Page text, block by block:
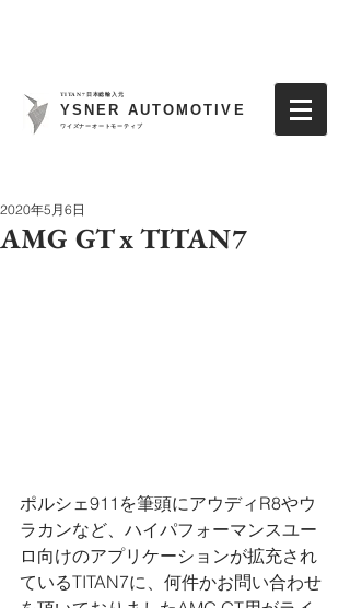
TITAN7日本総輸入元
YSNER AUTOMOTIVE
​ワイズナーオートモーティブ
AMG GT x TITAN7
2020年5月6日
ポルシェ911を筆頭にアウディR8やウ
ラカンなど、ハイパフォーマンスユー
ロ向けのアプリケーションが拡充され
ているTITAN7に、何件かお問い合わせ